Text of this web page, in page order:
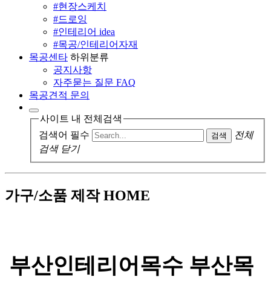
#현장스케치
#드로잉
#인테리어 idea
#목공/인테리어자재
목공센타 하위분류
공지사항
자주묻는 질문 FAQ
목공견적 문의
사이트 내 전체검색
검색어 필수
검색
전체
검색 닫기
가구/소품 제작 HOME
부산인테리어목수 부산목